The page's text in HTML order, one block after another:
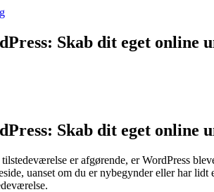
Skab dit eget online
Skab dit eget online
er afgørende, er WordPress
uanset om du er nybegynder eller har